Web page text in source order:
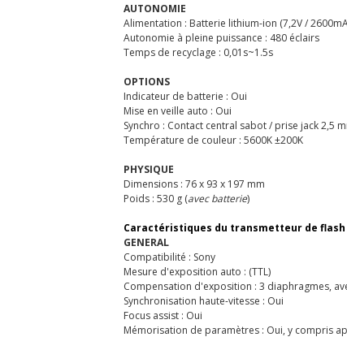
AUTONOMIE
Alimentation : Batterie lithium-ion (7,2V /
Autonomie à pleine puissance : 480 éclairs
Temps de recyclage : 0,01s~1.5s
OPTIONS
Indicateur de batterie : Oui
Mise en veille auto : Oui
Synchro : Contact central sabot / prise jack 2,5
Température de couleur : 5600K ±200K
PHYSIQUE
Dimensions : 76 x 93 x 197 mm
Poids : 530 g (avec batterie)
Caractéristiques du transmetteur de flash
GENERAL
Compatibilité : Sony
Mesure d'exposition auto : (TTL)
Compensation d'exposition : 3 diaphragmes,
Synchronisation haute-vitesse : Oui
Focus assist : Oui
Mémorisation de paramètres : Oui, y compris